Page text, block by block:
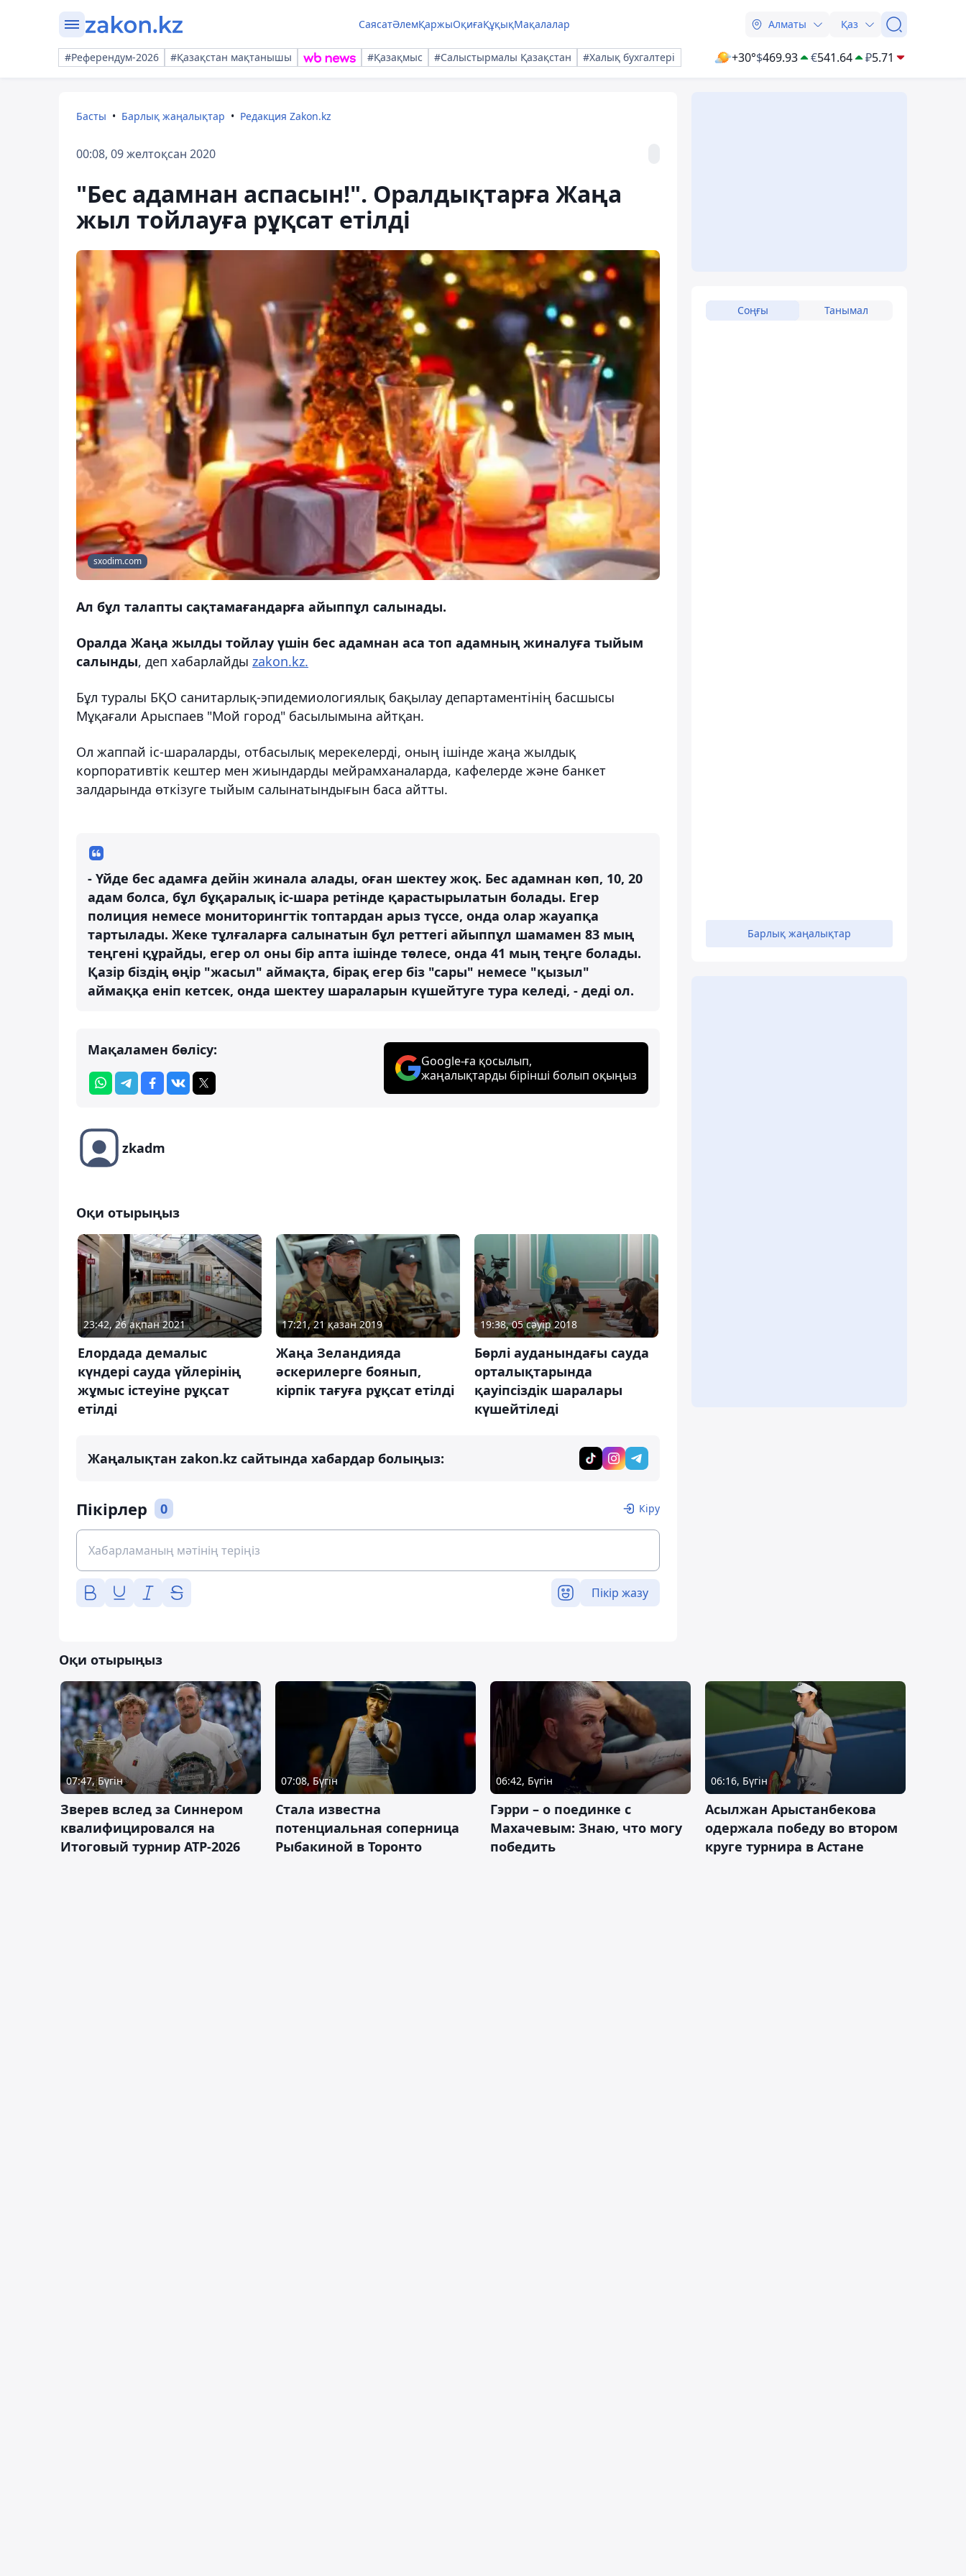
СаясатӘлемҚаржыОқиғаҚұқықМақалалар Алматы Қаз
#Референдум-2026 #Қазақстан мақтанышы #Қазақмыс #Салыстырмалы Қазақстан #Халық бухгалтері +30°$469.93 €541.64 ₽5.71
Басты Барлық жаңалықтар Редакция Zakon.kz
00:08, 09 желтоқсан 2020
"Бес адамнан аспасын!". Оралдықтарға Жаңа
жыл тойлауға рұқсат етілді
sxodim.com
Ал бұл талапты сақтамағандарға айыппұл салынады.
Оралда Жаңа жылды тойлау үшін бес адамнан аса топ адамның жиналуға тыйым
салынды, деп хабарлайды zakon.kz.
Бұл туралы БҚО санитарлық-эпидемиологиялық бақылау департаментінің басшысы
Мұқағали Арыспаев "Мой город" басылымына айтқан.
Ол жаппай іс-шараларды, отбасылық мерекелерді, оның ішінде жаңа жылдық
корпоративтік кештер мен жиындарды мейрамханаларда, кафелерде және банкет
залдарында өткізуге тыйым салынатындығын баса айтты.
- Үйде бес адамға дейін жинала алады, оған шектеу жоқ. Бес адамнан көп, 10, 20
адам болса, бұл бұқаралық іс-шара ретінде қарастырылатын болады. Егер
полиция немесе мониторингтік топтардан арыз түссе, онда олар жауапқа
тартылады. Жеке тұлғаларға салынатын бұл реттегі айыппұл шамамен 83 мың
теңгені құрайды, егер ол оны бір апта ішінде төлесе, онда 41 мың теңге болады.
Қазір біздің өңір "жасыл" аймақта, бірақ егер біз "сары" немесе "қызыл"
аймаққа еніп кетсек, онда шектеу шараларын күшейтуге тура келеді, - деді ол.
Мақаламен бөлісу:
Google-ға қосылып,
жаңалықтарды бірінші болып оқыңыз
zkadm
Оқи отырыңыз
23:42, 26 ақпан 2021
Елордада демалыс
күндері сауда үйлерінің
жұмыс істеуіне рұқсат
етілді
17:21, 21 қазан 2019
Жаңа Зеландияда
әскерилерге боянып,
кірпік тағуға рұқсат етілді
19:38, 05 сәуір 2018
Бөрлі ауданындағы сауда
орталықтарында
қауіпсіздік шаралары
күшейтіледі
Жаңалықтан zakon.kz сайтында хабардар болыңыз:
Пікірлер 0 Кіру
Пікір жазу
Соңғы Танымал
Барлық жаңалықтар
Оқи отырыңыз
07:47, Бүгін
Зверев вслед за Синнером
квалифицировался на
Итоговый турнир ATP-2026
07:08, Бүгін
Cтала известна
потенциальная соперница
Рыбакиной в Торонто
06:42, Бүгін
Гэрри – о поединке с
Махачевым: Знаю, что могу
победить
06:16, Бүгін
Асылжан Арыстанбекова
одержала победу во втором
круге турнира в Астане